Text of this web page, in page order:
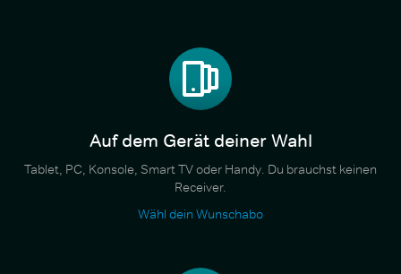
Auf dem Gerät deiner Wahl
Tablet, PC, Konsole, Smart TV oder Handy. Du brauchst keinen
Receiver.
Wähl dein Wunschabo